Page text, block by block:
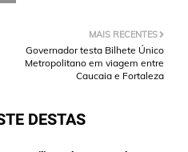
MAIS RECENTES
Governador testa Bilhete Único
Metropolitano em viagem entre
Caucaia e Fortaleza
DESTAS